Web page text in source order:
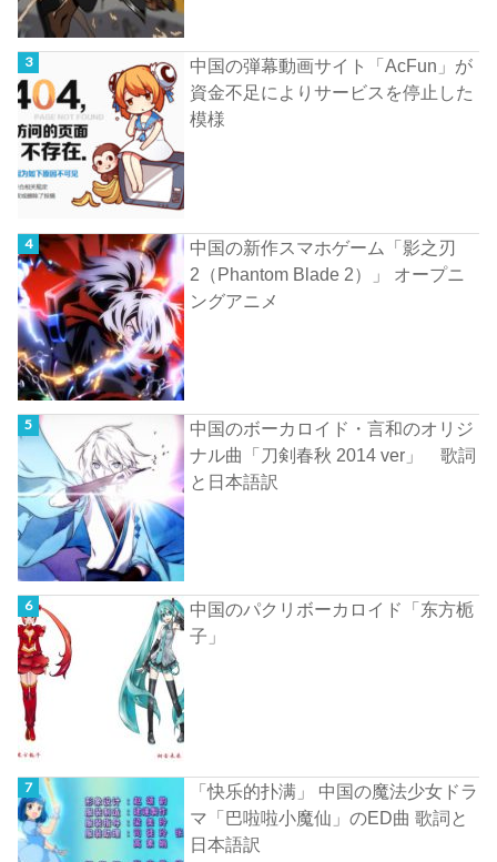
中国の弾幕動画サイト「AcFun」が
資金不足によりサービスを停止した
模様
中国の新作スマホゲーム「影之刃
2（Phantom Blade 2）」 オープニ
ングアニメ
中国のボーカロイド・言和のオリジ
ナル曲「刀剣春秋 2014 ver」 歌詞
と日本語訳
中国のパクリボーカロイド「东方栀
子」
「快乐的扑满」 中国の魔法少女ドラ
マ「巴啦啦小魔仙」のED曲 歌詞と
日本語訳